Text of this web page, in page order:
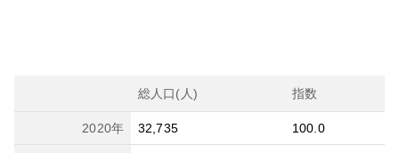
総人口(人) 指数
2020年 32,735 100.0